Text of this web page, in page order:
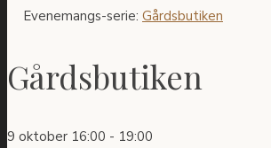
Evenemangs-serie: Gårdsbutiken
Gårdsbutiken
9 oktober 16:00 - 19:00